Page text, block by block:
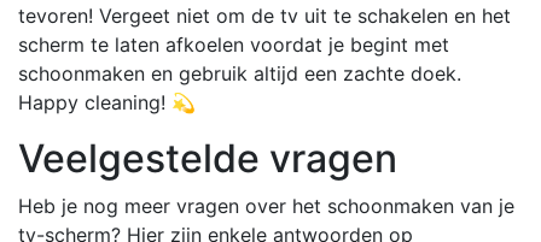
tevoren! Vergeet niet om de tv uit te schakelen en het
scherm te laten afkoelen voordat je begint met
schoonmaken en gebruik altijd een zachte doek.
Happy cleaning! 💫
Veelgestelde vragen
Heb je nog meer vragen over het schoonmaken van je
tv-scherm? Hier zijn enkele antwoorden op